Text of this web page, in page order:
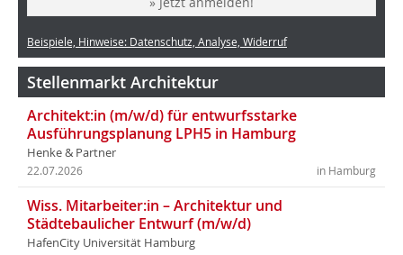
Beispiele, Hinweise: Datenschutz, Analyse, Widerruf
Stellenmarkt Architektur
Architekt:in (m/w/d) für entwurfsstarke
Ausführungsplanung LPH5 in Hamburg
Henke & Partner
in Hamburg
22.07.2026
Wiss. Mitarbeiter:in – Architektur und
Städtebaulicher Entwurf (m/w/d)
HafenCity Universität Hamburg